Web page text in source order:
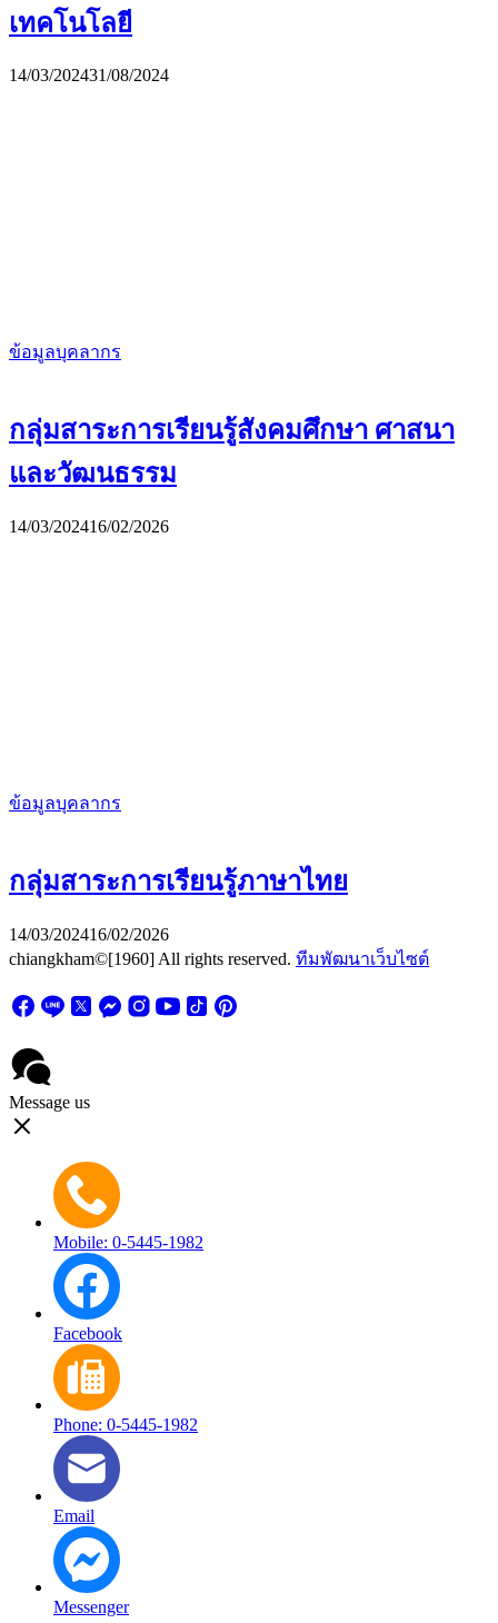
เทคโนโลยี
14/03/202431/08/2024
ข้อมูลบุคลากร
กลุ่มสาระการเรียนรู้สังคมศึกษา ศาสนา
และวัฒนธรรม
14/03/202416/02/2026
ข้อมูลบุคลากร
กลุ่มสาระการเรียนรู้ภาษาไทย
14/03/202416/02/2026
chiangkham©[1960] All rights reserved. ทีมพัฒนาเว็บไซต์
Message us
Mobile: 0-5445-1982
Facebook
Phone: 0-5445-1982
Email
Messenger